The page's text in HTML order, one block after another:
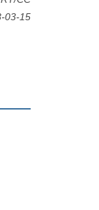
03-15